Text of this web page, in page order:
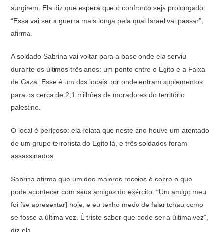
surgirem. Ela diz que espera que o confronto seja prolongado:
“Essa vai ser a guerra mais longa pela qual Israel vai passar”,
afirma.
A soldado Sabrina vai voltar para a base onde ela serviu
durante os últimos três anos: um ponto entre o Egito e a Faixa
de Gaza. Esse é um dos locais por onde entram suplementos
para os cerca de 2,1 milhões de moradores do território
palestino.
O local é perigoso: ela relata que neste ano houve um atentado
de um grupo terrorista do Egito lá, e três soldados foram
assassinados.
Sabrina afirma que um dos maiores receios é sobre o que
pode acontecer com seus amigos do exército. “Um amigo meu
foi [se apresentar] hoje, e eu tenho medo de falar tchau como
se fosse a última vez. É triste saber que pode ser a última vez”,
diz ela.